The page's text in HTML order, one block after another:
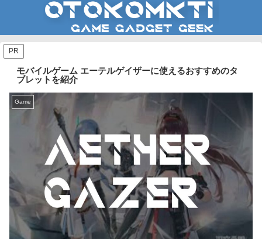
PR
モバイルゲーム エーテルゲイザーに使えるおすすめのタ
ブレットを紹介
Game